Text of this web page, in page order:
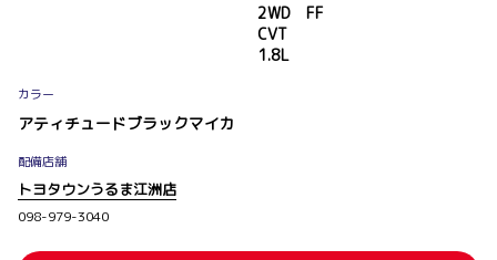
2WD FF
CVT
1.8L
カラー
アティチュードブラックマイカ
配備店舗
トヨタウンうるま江洲店
098-979-3040